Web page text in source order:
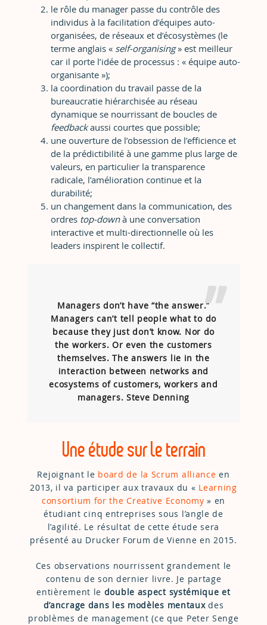
le rôle du manager passe du contrôle des
individus à la facilitation d’équipes auto-
organisées, de réseaux et d’écosystèmes (le
terme anglais « self-organising» est meilleur
car il porte l’idée de processus : « équipe auto-
organisante »);
la coordination du travail passe de la
bureaucratie hiérarchisée au réseau
dynamique se nourrissant de boucles de
feedbackaussi courtes que possible;
une ouverture de l’obsession de l’efficience et
de la prédictibilité à une gamme plus large de
valeurs, en particulier la transparence
radicale, l’amélioration continue et la
durabilité;
un changement dans la communication, des
ordres top-downà une conversation
interactive et multi-directionnelle où les
leaders inspirent le collectif.
Managers don’t have “the answer.”
Managers can’t tell people what to do
because they just don’t know. Nor do
the workers. Or even the customers
themselves. The answers lie in the
interaction between networks and
ecosystems of customers, workers and
managers. Steve Denning
Une étude sur le terrain
Rejoignant le board de la Scrum alliance en
2013, il va participer aux travaux du « Learning
consortium for the Creative Economy » en
étudiant cinq entreprises sous l’angle de
l’agilité. Le résultat de cette étude sera
présenté au Drucker Forum de Vienne en 2015.
Ces observations nourrissent grandement le
contenu de son dernier livre. Je partage
entièrement le double aspect systémique et
d’ancrage dans les modèles mentauxdes
problèmes de management (ce que Peter Senge